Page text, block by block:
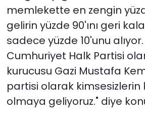
memlekette en zengin
gelirin yüzde 90'ını geri
sadece yüzde 10'unu alıyor.
Cumhuriyet Halk Partisi
kurucusu Gazi Mustafa
partisi olarak kimsesizlerin
olmaya geliyoruz." diye